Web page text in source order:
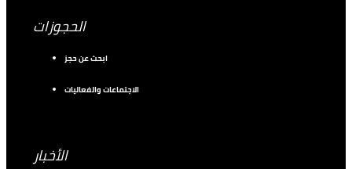
الحجوزات
ابحث عن حجز
الاجتماعات والفعاليات
الأخبار